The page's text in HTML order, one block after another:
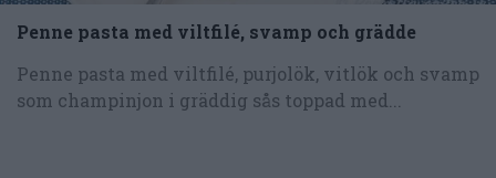
Penne pasta med viltfilé, svamp och grädde
Penne pasta med viltfilé, purjolök, vitlök och svamp
som champinjon i gräddig sås toppad med...